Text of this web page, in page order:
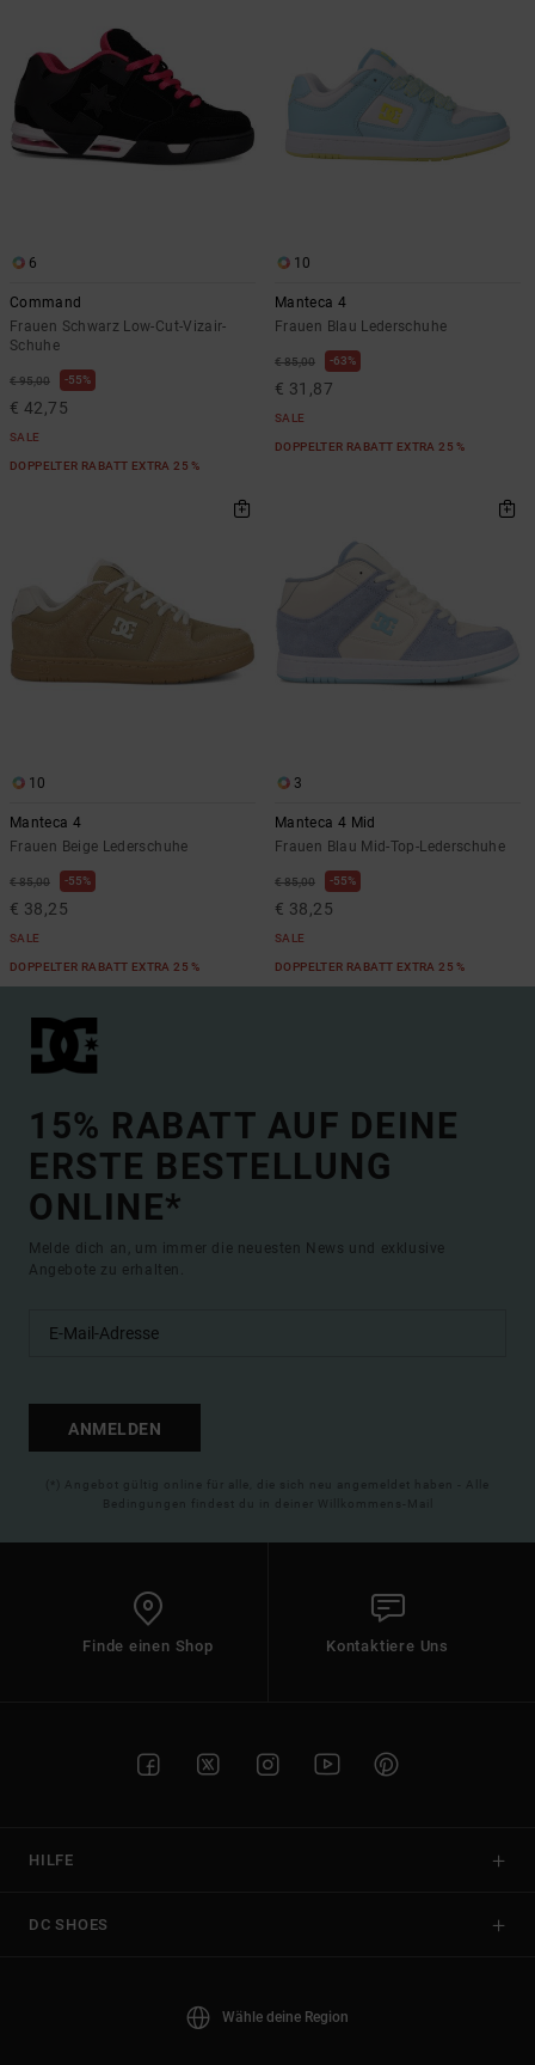
6
Command
Frauen Schwarz Low-Cut-Vizair-
Schuhe
€ 95,00 55%
€ 42,75
SALE
DOPPELTER RABATT EXTRA 25 %
10
Manteca 4
Frauen Blau Lederschuhe
€ 85,00 63%
€ 31,87
SALE
DOPPELTER RABATT EXTRA 25 %
10
Manteca 4
Frauen Beige Lederschuhe
€ 85,00 55%
€ 38,25
SALE
DOPPELTER RABATT EXTRA 25 %
3
Manteca 4 Mid
Frauen Blau Mid-Top-Lederschuhe
€ 85,00 55%
€ 38,25
SALE
DOPPELTER RABATT EXTRA 25 %
15% RABATT AUF DEINE
ERSTE BESTELLUNG
ONLINE*
Melde dich an, um immer die neuesten News und exklusive
Angebote zu erhalten.
ANMELDEN
(*) Angebot gültig online für alle, die sich neu angemeldet haben - Alle
Bedingungen findest du in deiner Willkommens-Mail
Finde einen Shop Kontaktiere Uns
HILFE
DC SHOES
Wähle deine Region